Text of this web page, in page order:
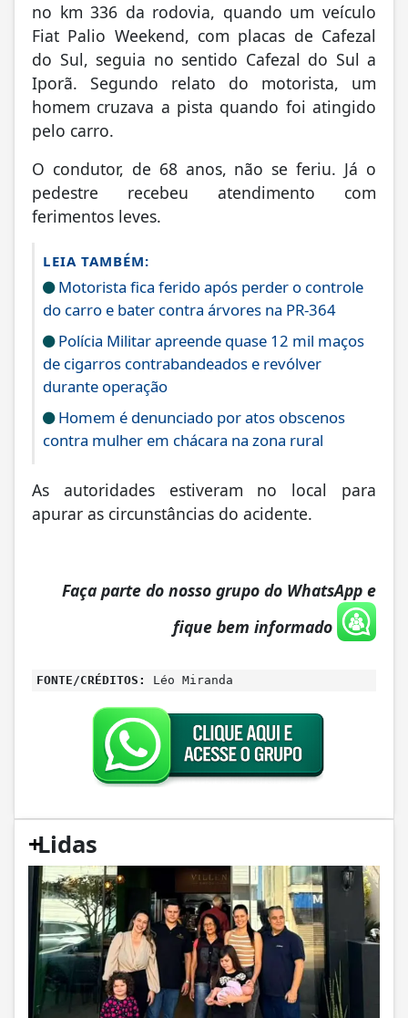
no km 336 da rodovia, quando um veículo
Fiat Palio Weekend, com placas de Cafezal
do Sul, seguia no sentido Cafezal do Sul a
Iporã. Segundo relato do motorista, um
homem cruzava a pista quando foi atingido
pelo carro.
O condutor, de 68 anos, não se feriu. Já o
pedestre recebeu atendimento com
ferimentos leves.
LEIA TAMBÉM:
Motorista fica ferido após perder o controle
do carro e bater contra árvores na PR-364
Polícia Militar apreende quase 12 mil maços
de cigarros contrabandeados e revólver
durante operação
Homem é denunciado por atos obscenos
contra mulher em chácara na zona rural
As autoridades estiveram no local para
apurar as circunstâncias do acidente.
Faça parte do nosso grupo do WhatsApp e
fique bem informado
FONTE/CRÉDITOS: Léo Miranda
+
Lidas